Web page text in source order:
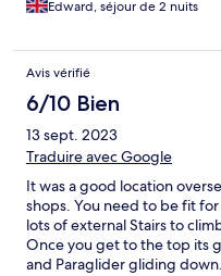
was constant in our room.
was fab of a day but not
leave.
Edward, séjour de 2 nuits
Avis vérifié
6/10 Bien
13 sept. 2023
Traduire avec Google
It was a good location
shops. You need to be fit
lots of external Stairs to
Once you get to the top its
and Paraglider gliding